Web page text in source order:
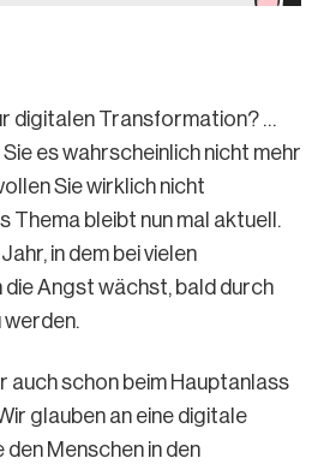
digitalen Transformation? …
es wahrscheinlich nicht mehr
Sie wirklich nicht
Thema bleibt nun mal aktuell.
in dem bei vielen
Angst wächst, bald durch
auch schon beim Hauptanlass
glauben an eine digitale
Menschen in den